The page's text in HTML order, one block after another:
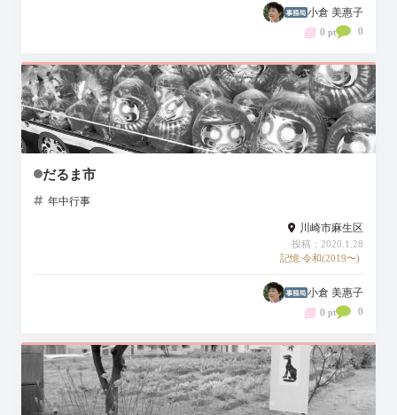
小倉 美惠子
0 pt 0
だるま市
年中行事
川崎市麻生区
投稿：2020.1.28
記憶:令和(2019〜)
小倉 美惠子
0 pt 0